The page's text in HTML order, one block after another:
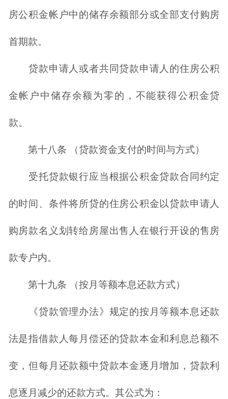
房公积金帐户中的储存余额部分或全部支付购房
首期款。
贷款申请人或者共同贷款申请人的住房公积
金帐户中储存余额为零的，不能获得公积金贷
款。
第十八条 （贷款资金支付的时间与方式）
受托贷款银行应当根据公积金贷款合同约定
的时间、条件将所贷的住房公积金以贷款申请人
购房款名义划转给房屋出售人在银行开设的售房
款专户内。
第十九条 （按月等额本息还款方式）
《贷款管理办法》规定的按月等额本息还款
法是指借款人每月偿还的贷款本金和利息总额不
变，但每月还款额中贷款本金逐月增加，贷款利
息逐月减少的还款方式。其公式为：